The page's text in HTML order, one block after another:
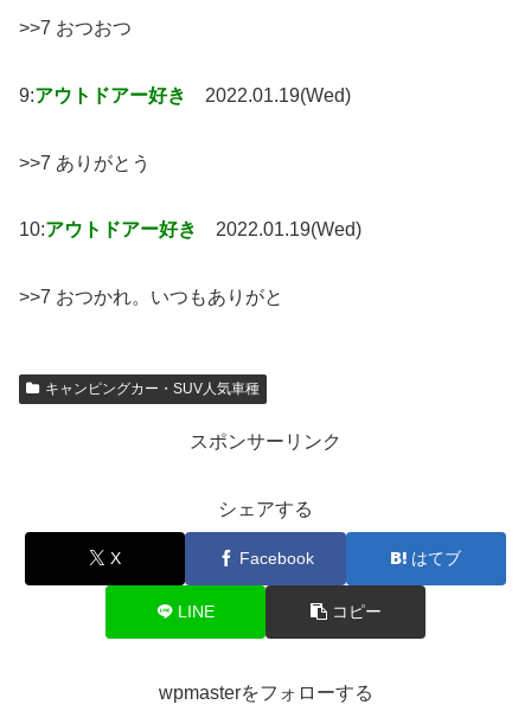
>>7 おつおつ
9:アウトドアー好き 2022.01.19(Wed)
>>7 ありがとう
10:アウトドアー好き 2022.01.19(Wed)
>>7 おつかれ。いつもありがと
キャンピングカー・SUV人気車種
スポンサーリンク
シェアする
X Facebook はてブ
LINE コピー
wpmasterをフォローする